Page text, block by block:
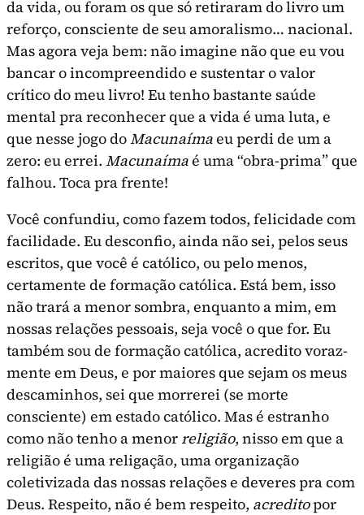
da vida, ou foram os que só reti­raram do livro um
reforço, consciente de seu amoralismo… nacional.
Mas agora veja bem: não ima­gine não que eu vou
bancar o incompreendido e sustentar o valor
crítico do meu livro! Eu tenho bastante saúde
mental pra reconhecer que a vida é uma luta, e
que nesse jogo doMacunaímaeu perdi de um a
zero: eu errei. Macunaímaé uma “obra-prima” que
falhou. Toca pra frente!
Você confundiu, como fazem todos, felicidade com
facilidade. Eu desconfio, ainda não sei, pelos seus
escritos, que você é católico, ou pelo menos,
certamente de formação católica. Está bem, isso
não trará a menor sombra, enquanto a mim, em
nossas relações pessoais, seja você o que for. Eu
também sou de formação católica, acredito voraz­
mente em Deus, e por maiores que sejam os meus
descaminhos, sei que morrerei (se morte
consciente) em estado católico. Mas é estranho
como não tenho a menor religião, nisso em que a
religião é uma religação, uma organização
coletivizada das nossas relações e deveres pra com
Deus. Respeito, não é bem respeito, acreditopor